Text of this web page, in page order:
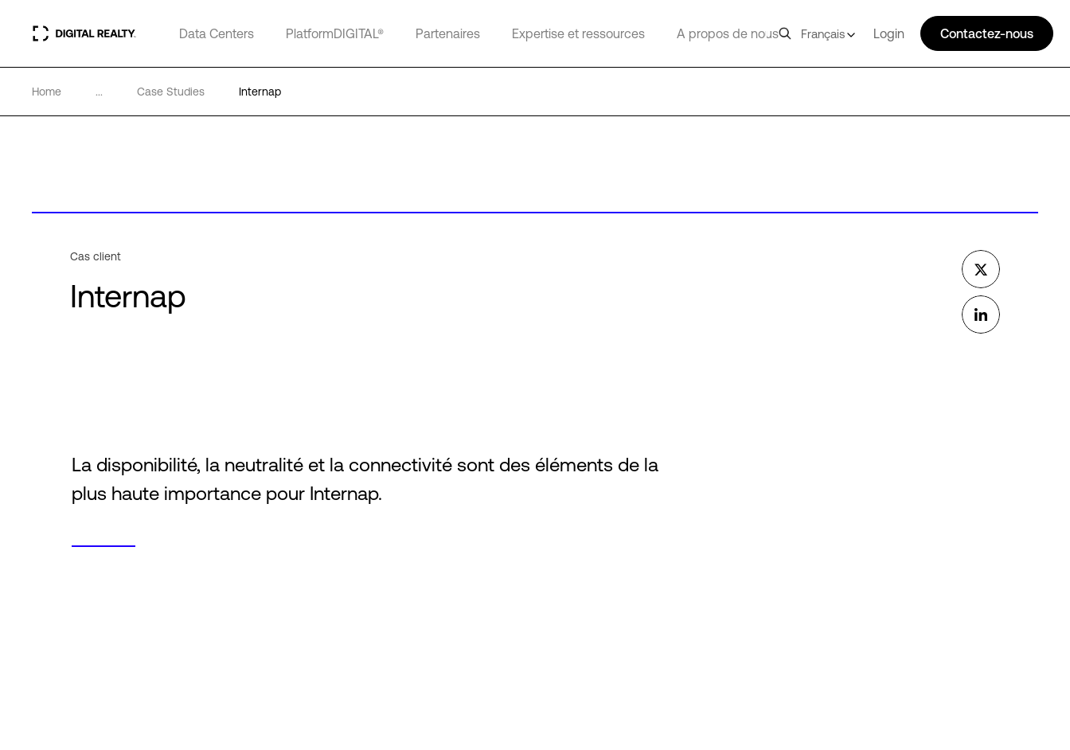
Data Centers PlatformDIGITAL® Partenaires Expertise et ressources A propos de nous Français Login Contactez-nous
Home ... Case Studies Internap
Cas client
Internap
La disponibilité, la neutralité et la connectivité sont des éléments de la
plus haute importance pour Internap.